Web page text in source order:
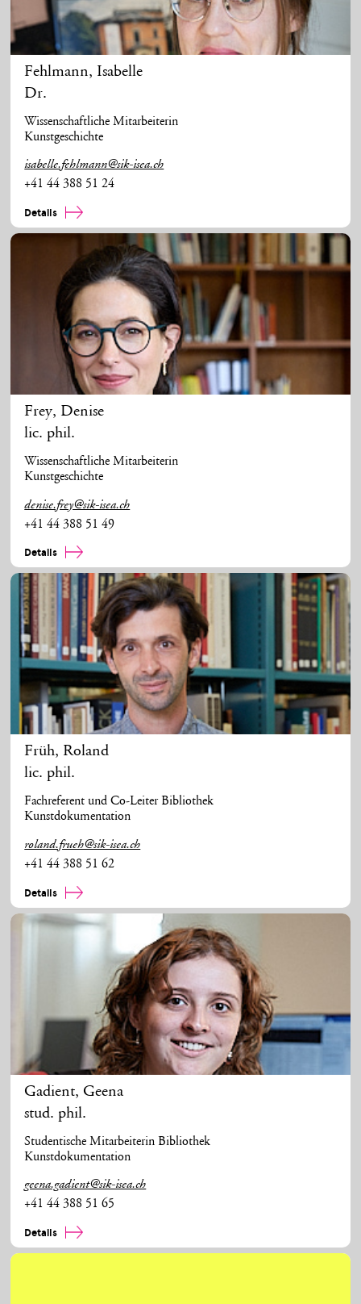
Fehlmann,Isabelle
Dr.
Wissenschaftliche Mitarbeiterin
Kunstgeschichte
isabelle.fehlmann@sik-isea.ch
+41 44 388 51 24
Details
Frey, Denise
lic. phil.
Wissenschaftliche Mitarbeiterin
Kunstgeschichte
denise.frey@sik-isea.ch
+41 44 388 51 49
Details
Früh, Roland
lic. phil.
Fachreferent und Co-Leiter Bibliothek
Kunstdokumentation
roland.frueh@sik-isea.ch
+41 44 388 51 62
Details
Gadient, Geena
stud. phil.
Studentische Mitarbeiterin Bibliothek
Kunstdokumentation
geena.gadient@sik-isea.ch
+41 44 388 51 65
Details